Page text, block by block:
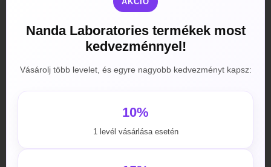
Nanda Laboratories termékek most
kedvezménnyel!
Vásárolj több levelet, és egyre nagyobb kedvezményt kapsz:
10%
1 levél vásárlása esetén